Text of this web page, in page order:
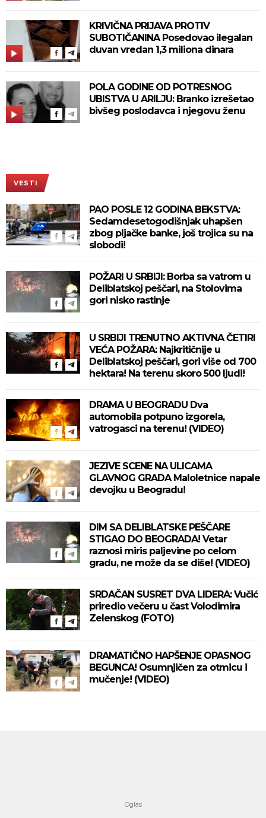
KRIVIČNA PRIJAVA PROTIV
SUBOTIČANINA Posedovao ilegalan
duvan vredan 1,3 miliona dinara
POLA GODINE OD POTRESNOG
UBISTVA U ARILJU: Branko izrešetao
bivšeg poslodavca i njegovu ženu
VESTI
PAO POSLE 12 GODINA BEKSTVA:
Sedamdesetogodišnjak uhapšen
zbog pljačke banke, još trojica su na
slobodi!
POŽARI U SRBIJI: Borba sa vatrom u
Deliblatskoj peščari, na Stolovima
gori nisko rastinje
U SRBIJI TRENUTNO AKTIVNA ČETIRI
VEĆA POŽARA: Najkritičnije u
Deliblatskoj peščari, gori više od 700
hektara! Na terenu skoro 500 ljudi!
DRAMA U BEOGRADU Dva
automobila potpuno izgorela,
vatrogasci na terenu! (VIDEO)
JEZIVE SCENE NA ULICAMA
GLAVNOG GRADA Maloletnice napale
devojku u Beogradu!
DIM SA DELIBLATSKE PEŠČARE
STIGAO DO BEOGRADA! Vetar
raznosi miris paljevine po celom
gradu, ne može da se diše! (VIDEO)
SRDAČAN SUSRET DVA LIDERA: Vučić
priredio večeru u čast Volodimira
Zelenskog (FOTO)
DRAMATIČNO HAPŠENJE OPASNOG
BEGUNCA! Osumnjičen za otmicu i
mučenje! (VIDEO)